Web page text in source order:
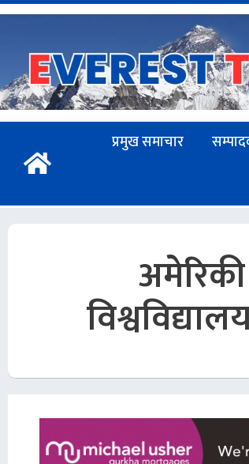
प्रमुख समाचार
अमेरिकी